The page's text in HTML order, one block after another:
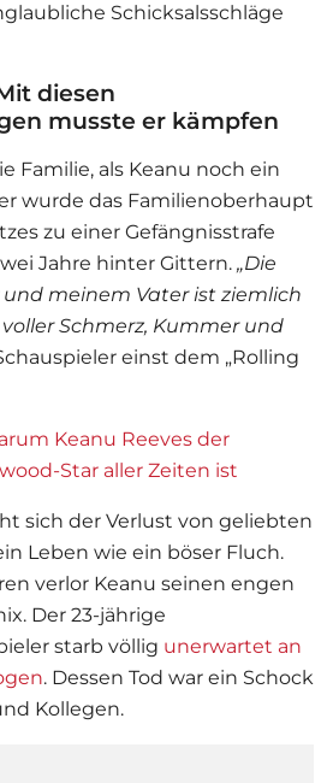
Schicksalsschläge
diesen
musste er kämpfen
Familie, als Keanu noch ein
wurde das Familienoberhaupt
zu einer Gefängnisstrafe
Jahre hinter Gittern. „Die
meinem Vater ist ziemlich
Schmerz, Kummer und
einst dem „Rolling
Keanu Reeves der
Star aller Zeiten ist
sich der Verlust von geliebten
Leben wie ein böser Fluch.
verlor Keanu seinen engen
Der 23-jährige
starb völlig unerwartet an
. Dessen Tod war ein Schock
Kollegen.